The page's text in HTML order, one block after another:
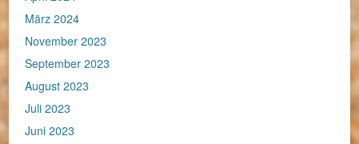
März 2024
November 2023
September 2023
August 2023
Juli 2023
Juni 2023